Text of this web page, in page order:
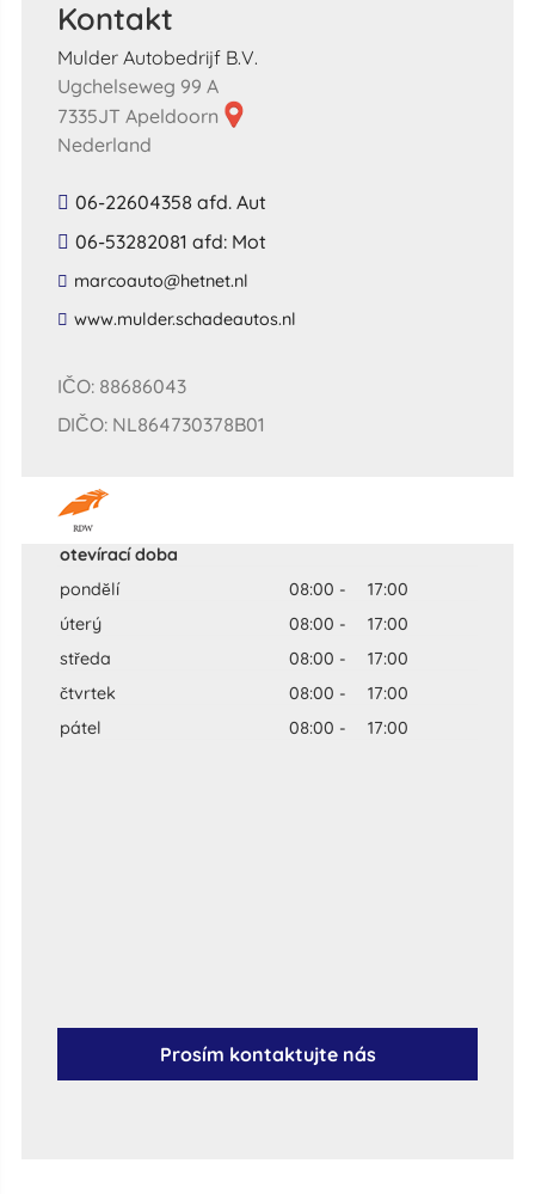
Kontakt
Mulder Autobedrijf B.V.
Ugchelseweg 99 A
7335JT Apeldoorn
Nederland
06-22604358 afd. Aut
06-53282081 afd: Mot
​marcoauto​@​hetnet​.​nl​
​www​.​mulder​.​schadeautos​.​nl​
IČO: 88686043
DIČO: NL864730378B01
otevírací doba
pondĕlí
08:00 -
17:00
úterý
08:00 -
17:00
středa
08:00 -
17:00
čtvrtek
08:00 -
17:00
pátel
08:00 - 17:00
Prosím kontaktujte nás